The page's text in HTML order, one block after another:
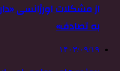
از مشکلات اورژانسی
به تصادف»
۱۴۰۳/۰۹/۱۹